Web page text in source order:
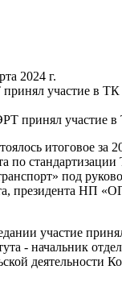
2024 г.
участие в ТК
принял участие
итоговое за
по
под
президента НП
участие
- начальник
деятельности